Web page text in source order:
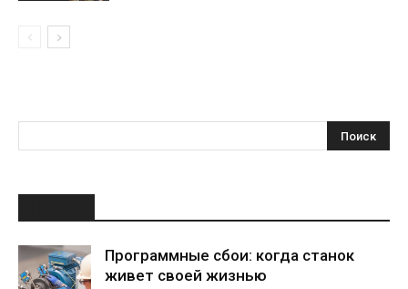
Программные сбои: когда станок
живет своей жизнью